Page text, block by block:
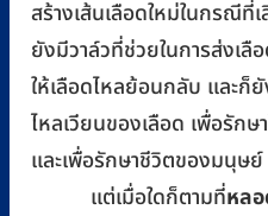
สร้างเส้นเลือดใหม่ในกรณีที่
ยังมีวาล์วที่ช่วยในการส่งเลื
ให้เลือดไหลย้อนกลับ และก็
ไหลเวียนของเลือด เพื่อรัก
และเพื่อรักษาชีวิตของมนุษย์
แต่เมื่อใดก็ตามที่หล